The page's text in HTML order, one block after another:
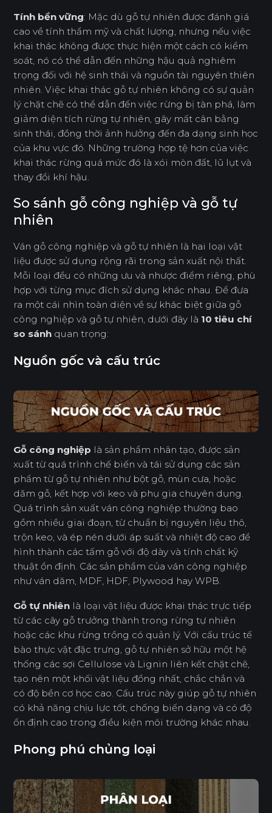
Tính bền vững: Mặc dù gỗ tự nhiên được đánh giá
cao về tính thẩm mỹ và chất lượng, nhưng nếu việc
khai thác không được thực hiện một cách có kiểm
soát, nó có thể dẫn đến những hậu quả nghiêm
trọng đối với hệ sinh thái và nguồn tài nguyên thiên
nhiên. Việc khai thác gỗ tự nhiên không có sự quản
lý chặt chẽ có thể dẫn đến việc rừng bị tàn phá, làm
giảm diện tích rừng tự nhiên, gây mất cân bằng
sinh thái, đồng thời ảnh hưởng đến đa dạng sinh học
của khu vực đó. Những trường hợp tệ hơn của việc
khai thác rừng quá mức đó là xói mòn đất, lũ lụt và
thay đổi khí hậu.
So sánh gỗ công nghiệp và gỗ tự
nhiên
Ván gỗ công nghiệp và gỗ tự nhiên là hai loại vật
liệu được sử dụng rộng rãi trong sản xuất nội thất.
Mỗi loại đều có những ưu và nhược điểm riêng, phù
hợp với từng mục đích sử dụng khác nhau. Để đưa
ra một cái nhìn toàn diện về sự khác biệt giữa gỗ
công nghiệp và gỗ tự nhiên, dưới đây là 10 tiêu chí
so sánh quan trọng:
Nguồn gốc và cấu trúc
Gỗ công nghiệp là sản phẩm nhân tạo, được sản
xuất từ quá trình chế biến và tái sử dụng các sản
phẩm từ gỗ tự nhiên như bột gỗ, mùn cưa, hoặc
dăm gỗ, kết hợp với keo và phụ gia chuyên dụng.
Quá trình sản xuất ván công nghiệp thường bao
gồm nhiều giai đoạn, từ chuẩn bị nguyên liệu thô,
trộn keo, và ép nén dưới áp suất và nhiệt độ cao để
hình thành các tấm gỗ với độ dày và tính chất kỹ
thuật ổn định. Các sản phẩm của ván công nghiệp
như ván dăm, MDF, HDF, Plywood hay WPB.
Gỗ tự nhiên là loại vật liệu được khai thác trực tiếp
từ các cây gỗ trưởng thành trong rừng tự nhiên
hoặc các khu rừng trồng có quản lý. Với cấu trúc tế
bào thực vật đặc trưng, gỗ tự nhiên sở hữu một hệ
thống các sợi Cellulose và Lignin liên kết chặt chẽ,
tạo nên một khối vật liệu đồng nhất, chắc chắn và
có độ bền cơ học cao. Cấu trúc này giúp gỗ tự nhiên
có khả năng chịu lực tốt, chống biến dạng và có độ
ổn định cao trong điều kiện môi trường khác nhau.
Phong phú chủng loại